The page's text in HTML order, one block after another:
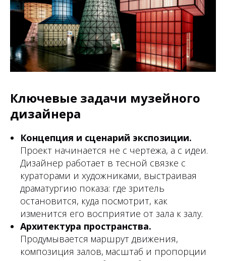
Ключевые задачи музейного
дизайнера
Концепция и сценарий экспозиции.
Проект начинается не с чертежа, а с идеи.
Дизайнер работает в тесной связке с
кураторами и художниками, выстраивая
драматургию показа: где зритель
остановится, куда посмотрит, как
изменится его восприятие от зала к залу.
Архитектура пространства.
Продумывается маршрут движения,
композиция залов, масштаб и пропорции